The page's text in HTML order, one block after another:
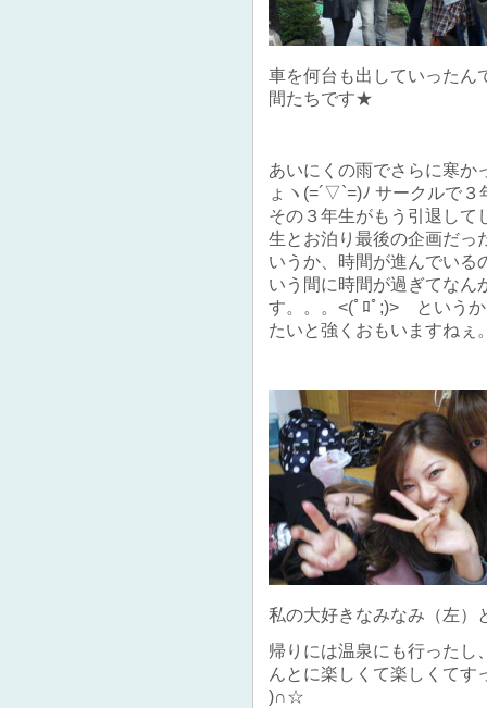
車を何台も出していったん
間たちです★
あいにくの雨でさらに寒か
ょヽ(=´▽`=)ﾉ サークルで
その３年生がもう引退して
生とお泊り最後の企画だっ
いうか、時間が進んでいる
いう間に時間が過ぎてなん
す。。。<(ﾟﾛﾟ;)> という
たいと強くおもいますねぇ
私の大好きなみなみ（左
帰りには温泉にも行ったし
んとに楽しくて楽しくてす
)∩☆